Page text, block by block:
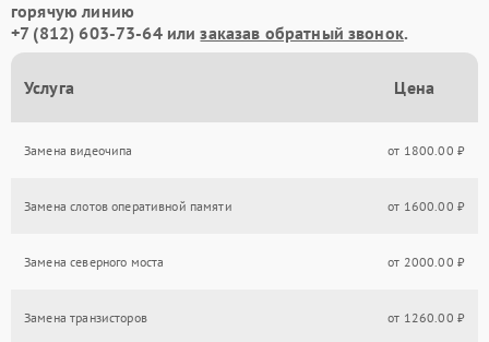
горячую линию
+7 (812) 603-73-64илизаказав обратный звонок.
Услуга Цена
Замена видеочипа от 1800.00 ₽
Замена слотов оперативной памяти от 1600.00 ₽
Замена северного моста от 2000.00 ₽
Замена транзисторов от 1260.00 ₽